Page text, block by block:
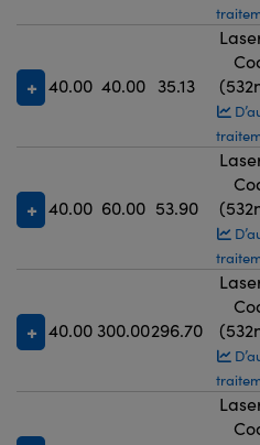
40.00 40.00 35.13
40.00 60.00 53.90
40.00 300.00296.70